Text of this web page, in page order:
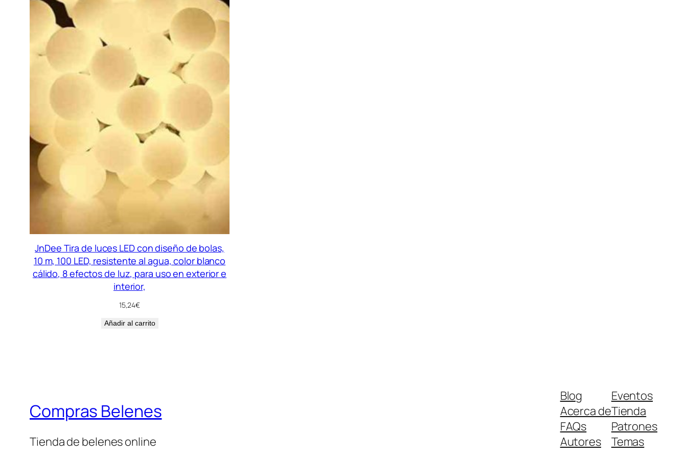
JnDee Tira de luces LED con diseño de bolas,
10 m, 100 LED, resistente al agua, color blanco
cálido, 8 efectos de luz, para uso en exterior e
interior,
15,24€
Añadir al carrito
Compras Belenes
Tienda de belenes online
Blog
Acerca de
FAQs
Autores
Eventos
Tienda
Patrones
Temas